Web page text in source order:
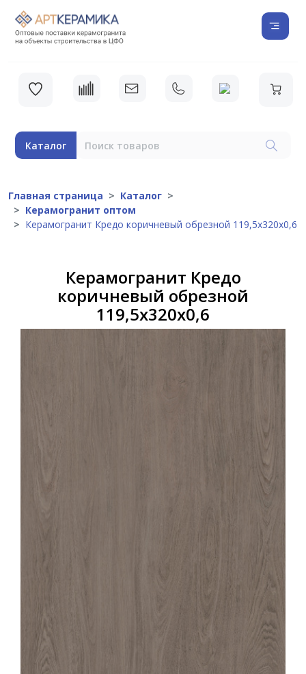
Каталог
Главная страница
Каталог
Керамогранит оптом
Керамогранит Кредо коричневый обрезной 119,5x320x0,6
Керамогранит Кредо
коричневый обрезной
119,5x320x0,6